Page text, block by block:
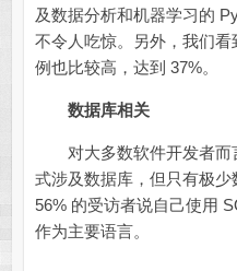
及数据分析和机器学习的
不令人吃惊。另外，我们
例也比较高，达到 37%。
数据库相关
对大多数软件开发者而
式涉及数据库，但只有极少
56% 的受访者说自己使用
作为主要语言。